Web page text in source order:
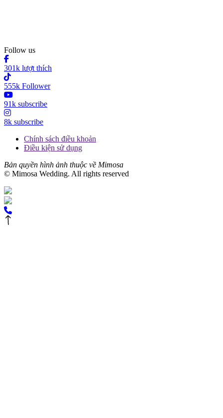
Follow us
301k lượt thích
555k Follower
91k subscribe
8k subscribe
Chính sách điều khoản
Điều kiện sử dụng
Bản quyền hình ảnh thuộc về Mimosa
© Mimosa Wedding. All rights reserved